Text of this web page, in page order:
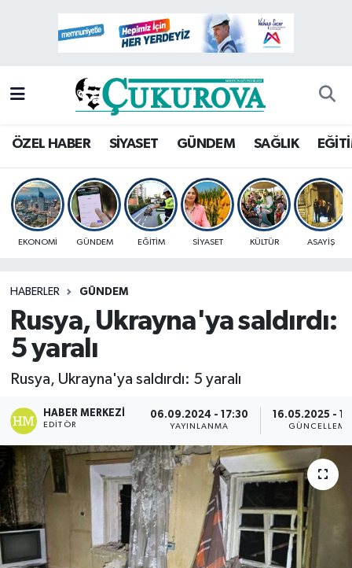
ÖZEL HABER SİYASET GÜNDEM SAĞLIK
EKONOMİ GÜNDEM EĞİTİM SİYASET KÜLTÜR ASAYİŞ
HABERLER GÜNDEM
Rusya, Ukrayna'ya saldırdı:
5 yaralı
Rusya, Ukrayna'ya saldırdı: 5 yaralı
HABER MERKEZI
EDITÖR
06.09.2024 - 17:30
YAYINLANMA
16.05.2025 -
GÜNCELLEME
Mersin Hava Durumu
Mersin Namaz Vakitleri
Mersin Trafik Yoğunluk Haritası
Süper Lig Puan Durumu ve Fikstür
Haber Arşivi